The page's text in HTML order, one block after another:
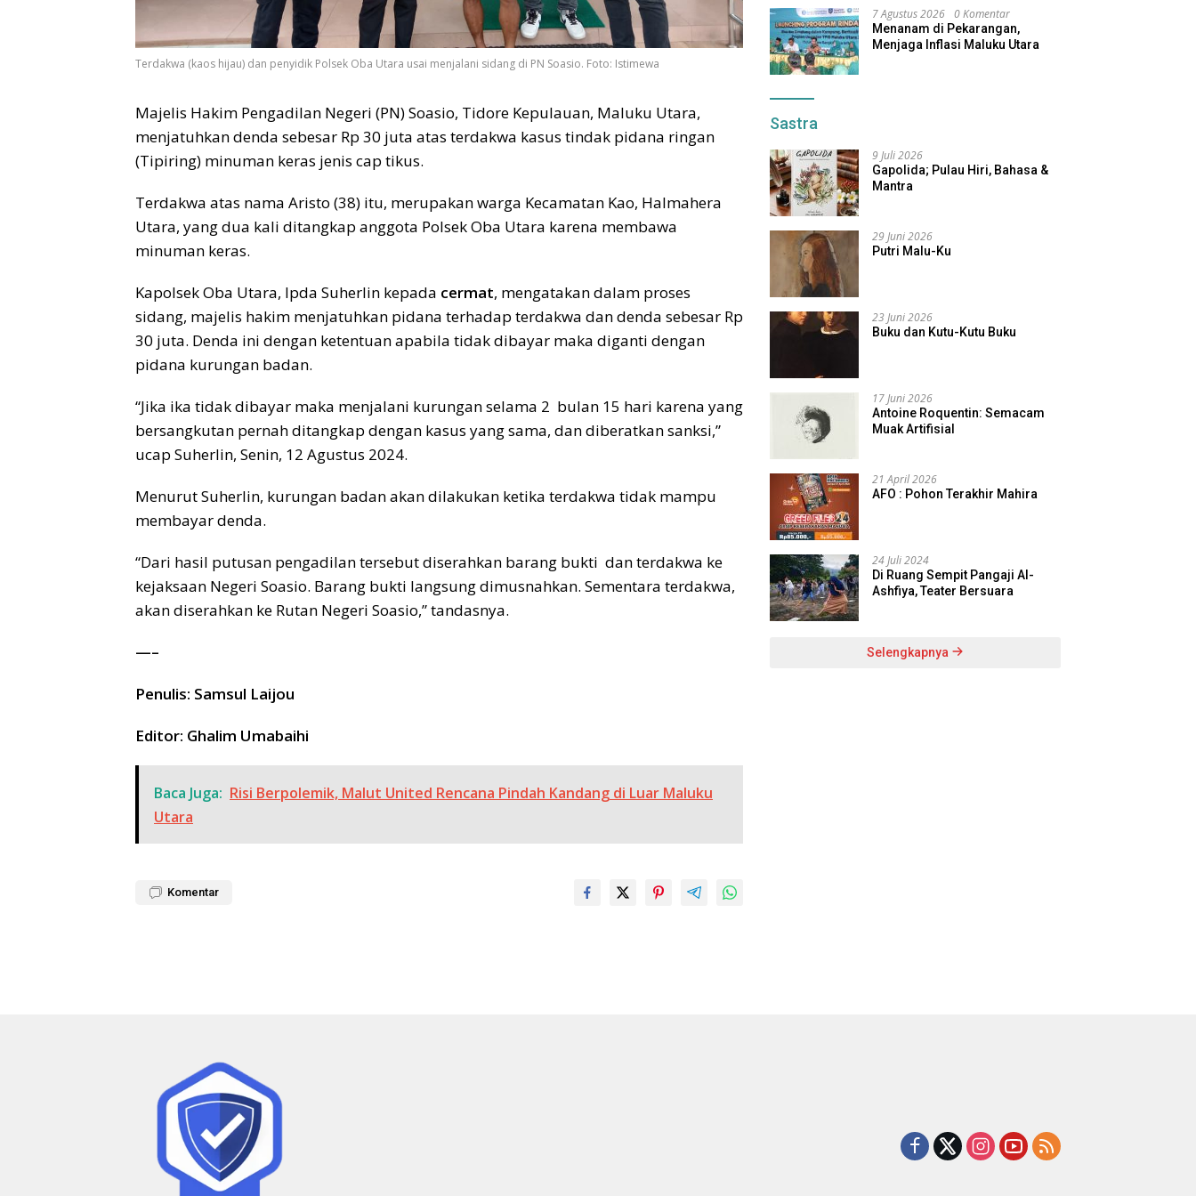
Terdakwa (kaos hijau) dan penyidik Polsek Oba Utara usai menjalani sidang di PN Soasio. Foto: Istimewa
Majelis Hakim Pengadilan Negeri (PN) Soasio, Tidore Kepulauan, Maluku Utara,
menjatuhkan denda sebesar Rp 30 juta atas terdakwa kasus tindak pidana ringan
(Tipiring) minuman keras jenis cap tikus.
Terdakwa atas nama Aristo (38) itu, merupakan warga Kecamatan Kao, Halmahera
Utara, yang dua kali ditangkap anggota Polsek Oba Utara karena membawa
minuman keras.
Kapolsek Oba Utara, Ipda Suherlin kepada cermat, mengatakan dalam proses
sidang, majelis hakim menjatuhkan pidana terhadap terdakwa dan denda sebesar Rp
30 juta. Denda ini dengan ketentuan apabila tidak dibayar maka diganti dengan
pidana kurungan badan.
“Jika ika tidak dibayar maka menjalani kurungan selama 2 bulan 15 hari karena yang
bersangkutan pernah ditangkap dengan kasus yang sama, dan diberatkan sanksi,”
ucap Suherlin, Senin, 12 Agustus 2024.
Menurut Suherlin, kurungan badan akan dilakukan ketika terdakwa tidak mampu
membayar denda.
“Dari hasil putusan pengadilan tersebut diserahkan barang bukti dan terdakwa ke
kejaksaan Negeri Soasio. Barang bukti langsung dimusnahkan. Sementara terdakwa,
akan diserahkan ke Rutan Negeri Soasio,” tandasnya.
—–
Penulis: Samsul Laijou
Editor: Ghalim Umabaihi
Baca Juga: Risi Berpolemik, Malut United Rencana Pindah Kandang di Luar Maluku
Utara
Komentar
7 Agustus 2026 0 Komentar
Menanam di Pekarangan,
Menjaga Inflasi Maluku Utara
Sastra
9 Juli 2026
Gapolida; Pulau Hiri, Bahasa &
Mantra
29 Juni 2026
Putri Malu-Ku
23 Juni 2026
Buku dan Kutu-Kutu Buku
17 Juni 2026
Antoine Roquentin: Semacam
Muak Artifisial
21 April 2026
AFO : Pohon Terakhir Mahira
24 Juli 2024
Di Ruang Sempit Pangaji Al-
Ashfiya, Teater Bersuara
Selengkapnya